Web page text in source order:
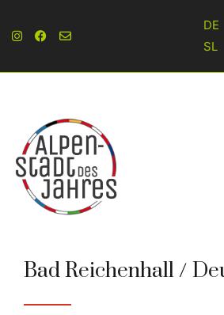
DE
SL
Bad Reichenhall /